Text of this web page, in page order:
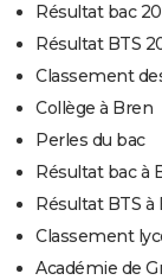
Résultat bac
Résultat BTS
Classement
Collège à Bren
Perles du bac
Résultat bac à
Résultat BTS à
Classement
Académie de